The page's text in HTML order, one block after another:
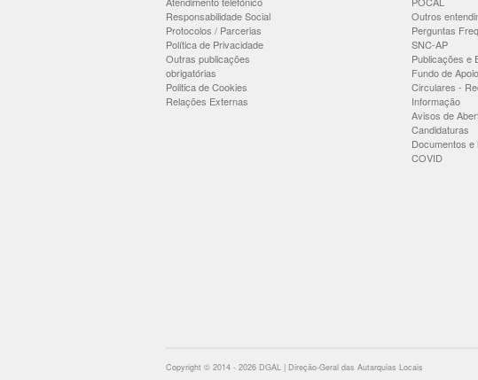
Responsabilidade Social
Protocolos / Parcerias
Política de Privacidade
Outras publicações
obrigatórias
Politica de Cookies
Relações Externas
Outros
Perguntas
SNC-AP
Publicações e
Fundo de
Circulares -
Informação
Avisos de
Candidaturas
Documentos e
COVID
Copyright © 2014 - 2026 DGAL | Direção-Geral das Autarquias Locais